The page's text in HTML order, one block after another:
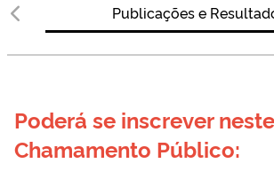
Publicações e
Poderá se inscrever neste
Chamamento Público: